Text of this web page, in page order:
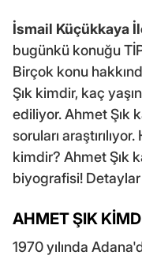
İsmail Küçükkaya
bugünkü konuğu
Birçok konu
Şık kimdir, kaç
ediliyor. Ahmet Şık
soruları
kimdir? Ahmet Şık
biyografisi!
AHMET ŞIK
1970 yılında